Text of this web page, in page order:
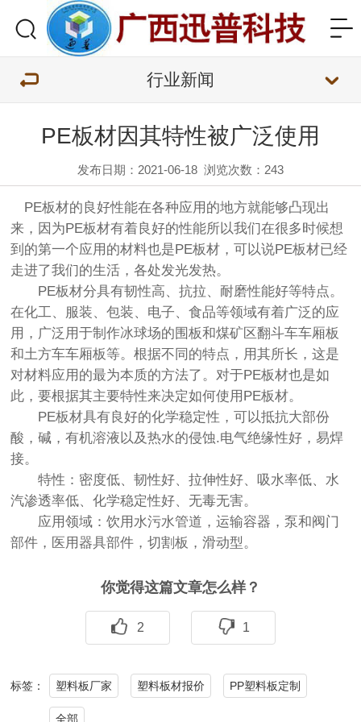
行业新闻
PE板材因其特性被广泛使用
发布日期：2021-06-18 浏览次数： 243
PE板材的良好性能在各种应用的地方就能够凸现出
来，因为PE板材有着良好的性能所以我们在很多时候想
到的第一个应用的材料也是PE板材，可以说PE板材已经
走进了我们的生活，各处发光发热。
PE板材分具有韧性高、抗拉、耐磨性能好等特点。
在化工、服装、包装、电子、食品等领域有着广泛的应
用，广泛用于制作冰球场的围板和煤矿区翻斗车车厢板
和土方车车厢板等。根据不同的特点，用其所长，这是
对材料应用的最为本质的方法了。对于PE板材也是如
此，要根据其主要特性来决定如何使用PE板材。
PE板材具有良好的化学稳定性，可以抵抗大部份
酸，碱，有机溶液以及热水的侵蚀.电气绝缘性好，易焊
接。
特性：密度低、韧性好、拉伸性好、吸水率低、水
汽渗透率低、化学稳定性好、无毒无害。
应用领域：饮用水污水管道，运输容器，泵和阀门
部件，医用器具部件，切割板，滑动型。
你觉得这篇文章怎么样？
2 1
标签： 塑料板厂家 塑料板材报价 PP塑料板定制
全部